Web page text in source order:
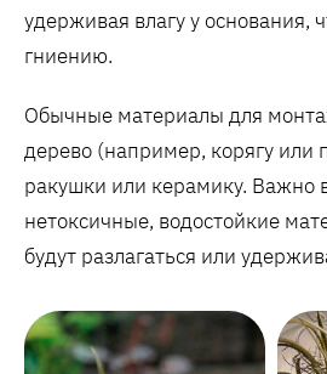
удерживая влагу у основания,
гниению.
Обычные материалы для
дерево (например, корягу или
ракушки или керамику. Важно
нетоксичные, водостойкие
будут разлагаться или